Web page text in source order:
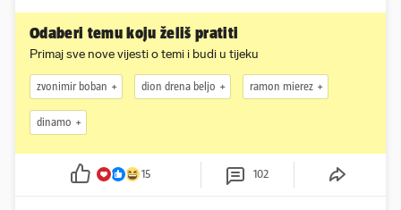
Odaberi temu koju želiš pratiti
Primaj sve nove vijesti o temi i budi u tijeku
zvonimir boban dion drena beljo ramon mierez
dinamo
15 102